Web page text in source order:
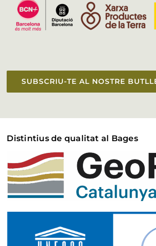
SUBSCRIU-TE AL NOSTRE
Distintius de qualitat al Bages